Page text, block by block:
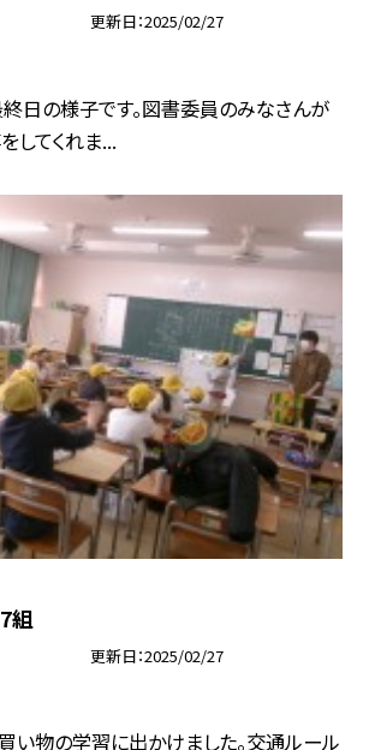
更新日 2025/02/27
日の様子です。図書委員のみなさんが
してくれま...
組
更新日 2025/02/27
い物の学習に出かけました。交通ルール